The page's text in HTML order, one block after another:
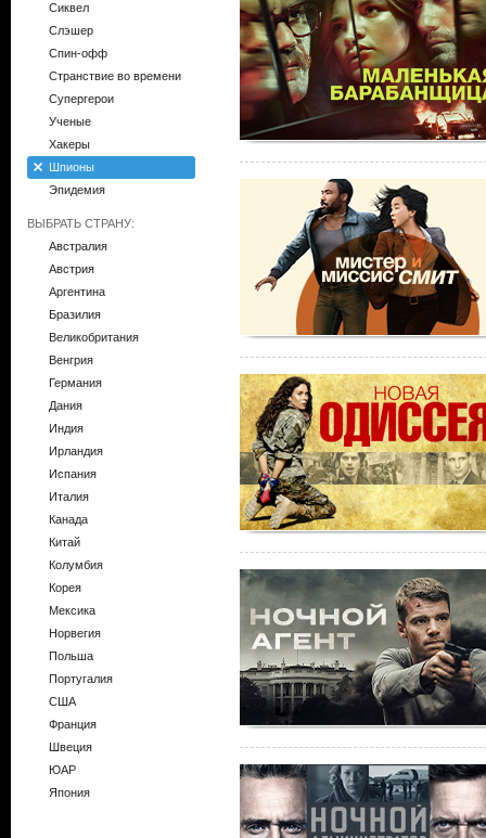
Сиквел
Слэшер
Спин-офф
Странствие во времени
Супергерои
Ученые
Хакеры
Шпионы
Эпидемия
ВЫБРАТЬ СТРАНУ:
Австралия
Австрия
Аргентина
Бразилия
Великобритания
Венгрия
Германия
Дания
Индия
Ирландия
Испания
Италия
Канада
Китай
Колумбия
Корея
Мексика
Норвегия
Польша
Португалия
США
Франция
Швеция
ЮАР
Япония